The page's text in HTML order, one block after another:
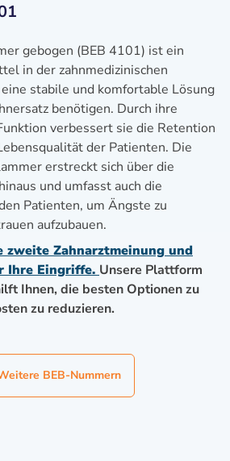
gebogen (BEB 4101) ist ein
in der zahnmedizinischen
stabile und komfortable Lösung
benötigen. Durch ihre
verbessert sie die Retention
der Patienten. Die
erstreckt sich über die
und umfasst auch die
Patienten, um Ängste zu
aufzubauen.
zweite Zahnarztmeinung und
Ihre Eingriffe. Unsere Plattform
Ihnen, die besten Optionen zu
zu reduzieren.
BEB-Nummern